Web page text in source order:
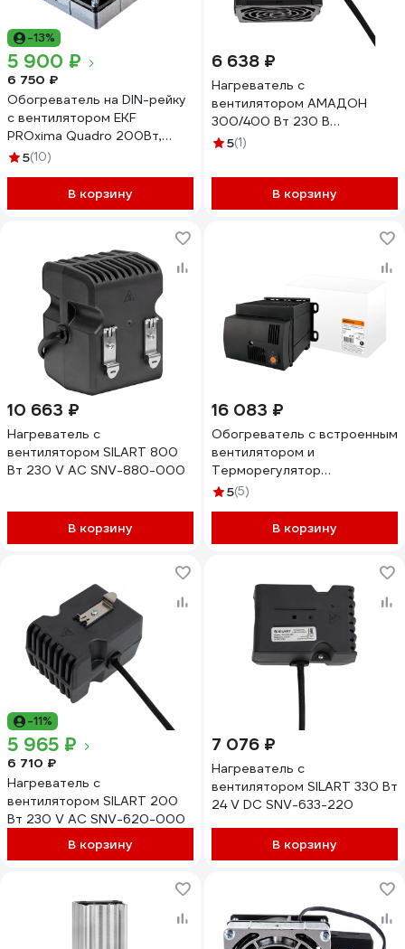
-13%
5 900 ₽
6 750 ₽
Обогреватель на DIN-рейку
с вентилятором EKF
PROxima Quadro 200Вт,
230В, IP20 heater-vent-q-
5(10)
В корзину
6 638 ₽
Нагреватель с
вентилятором АМАДОН
300/400 Вт 230 В
ТВА-300/400
5(1)
В корзину
10 663 ₽
Нагреватель с
вентилятором SILART 800
Вт 230 V AC SNV-880-000
В корзину
16 083 ₽
Обогреватель с встроенным
вентилятором и
Терморегулятор
(термостат)ом TDM
0,9 кВт SQ0832-0023
5(5)
В корзину
-11%
5 965 ₽
6 710 ₽
Нагреватель с
вентилятором SILART 200
Вт 230 V AC SNV-620-000
В корзину
7 076 ₽
Нагреватель с
вентилятором SILART 330 Вт
24 V DC SNV-633-220
В корзину